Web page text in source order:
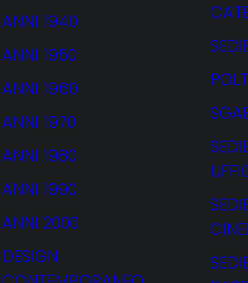
ANNI 1940
ANNI 1950
ANNI 1960
ANNI 1970
ANNI 1980
ANNI 1990
ANNI 2000
DESIGN